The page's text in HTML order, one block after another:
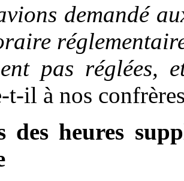
demandé
pas réglées,
t-il à nos
des heures